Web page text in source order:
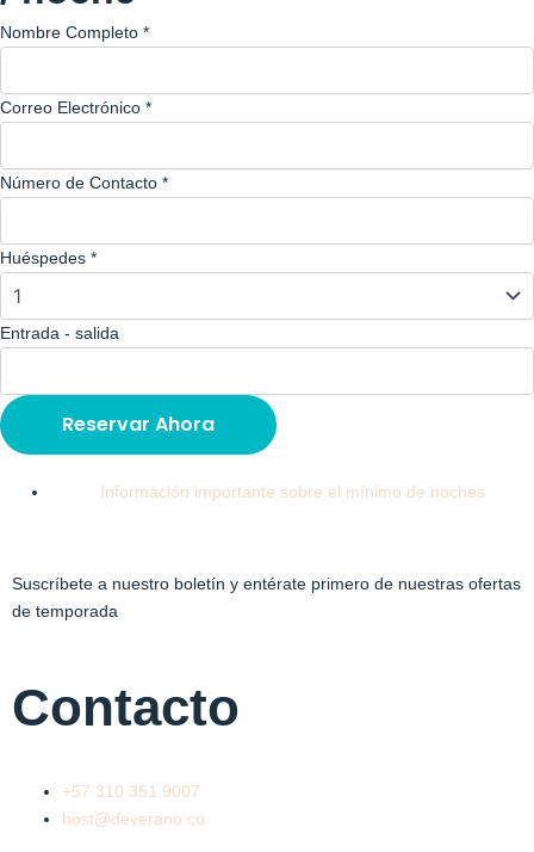
Nombre Completo *
Correo Electrónico *
Número de Contacto *
Huéspedes *
Entrada - salida
Reservar Ahora
Información importante sobre el mínimo de noches
Suscríbete a nuestro boletín y entérate primero de nuestras ofertas
de temporada
Contacto
+57 310 351 9007
host@deverano.co